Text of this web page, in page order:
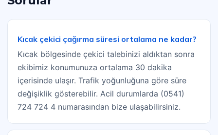
Kıcak çekici çağırma süresi ortalama ne kadar?
Kıcak bölgesinde çekici talebinizi aldıktan sonra
ekibimiz konumunuza ortalama 30 dakika
içerisinde ulaşır. Trafik yoğunluğuna göre süre
değişiklik gösterebilir. Acil durumlarda (0541)
724 724 4 numarasından bize ulaşabilirsiniz.